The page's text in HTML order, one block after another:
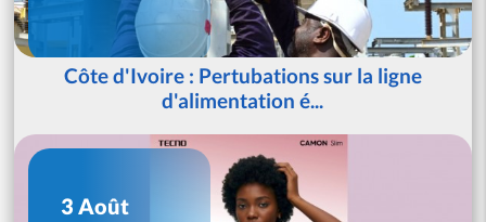
Côte d'Ivoire : Pertubations sur la ligne
d'alimentation é...
3 Août